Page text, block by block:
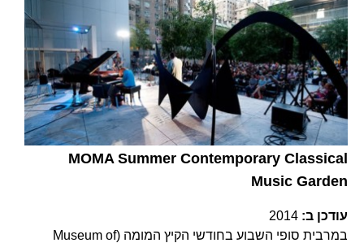
MOMA Summer Contemporary Classical
Music Garden
עודכן ב: 2014
במרבית סופי השבוע בחודשי הקיץ המומה (Museum of